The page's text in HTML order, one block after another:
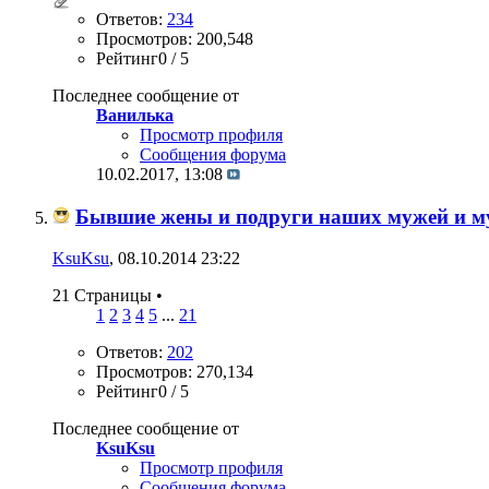
Ответов: 234
Просмотров: 200,548
Рейтинг0 / 5
Последнее сообщение от
Ванилька
Просмотр профиля
Сообщения форума
10.02.2017, 13:08
Бывшие жены и подруги наших мужей и
KsuKsu, 08.10.2014 23:22
21 Страницы •
1 2 3 4 5 ... 21
Ответов: 202
Просмотров: 270,134
Рейтинг0 / 5
Последнее сообщение от
KsuKsu
Просмотр профиля